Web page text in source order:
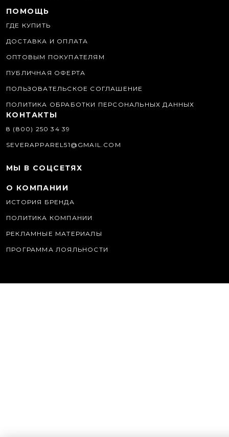
ПОМОЩЬ
ГДЕ КУПИТЬ
ДОСТАВКА И ОПЛАТА
ОПТОВЫМ ПОКУПАТЕЛЯМ
ПУБЛИЧНАЯ ОФЕРТА
ПОЛЬЗОВАТЕЛЬСКОЕ СОГЛАШЕНИЕ
ПОЛИТИКА ОБРАБОТКИ ПЕРСОНАЛЬНЫХ ДАННЫХ
КОНТАКТЫ
8 (800) 250 34 39
SEVERAPPAREL51@GMAIL.COM
МЫ В СОЦСЕТЯХ
О КОМПАНИИ
ИСТОРИЯ БРЕНДА
ПОЛИТИКА КОМПАНИИ
РЕКЛАМНЫЕ МАТЕРИАЛЫ
ПРОГРАММА ЛОЯЛЬНОСТИ